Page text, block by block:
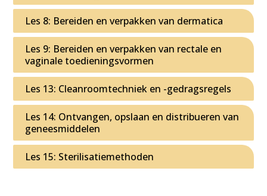
Les 8: Bereiden en verpakken van dermatica
Les 9: Bereiden en verpakken van rectale en
vaginale toedieningsvormen
Les 13: Cleanroomtechniek en -gedragsregels
Les 14: Ontvangen, opslaan en distribueren van
geneesmiddelen
Les 15: Sterilisatiemethoden